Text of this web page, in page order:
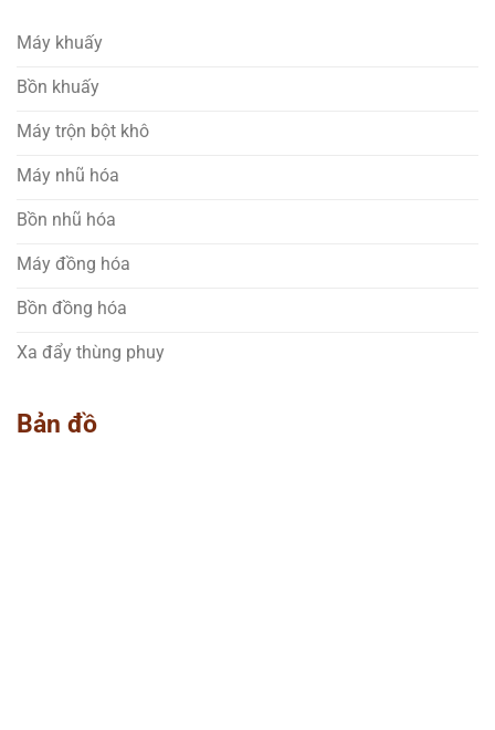
Máy khuấy
Bồn khuấy
Máy trộn bột khô
Máy nhũ hóa
Bồn nhũ hóa
Máy đồng hóa
Bồn đồng hóa
Xa đẩy thùng phuy
Bản đồ